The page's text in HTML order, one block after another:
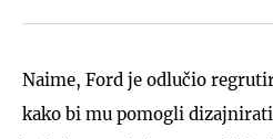
Naime, Ford je odlučio
kako bi mu pomogli